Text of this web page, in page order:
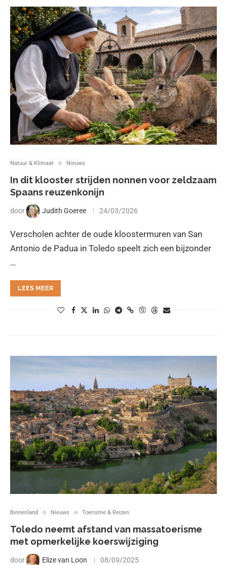
Natuur & Klimaat Nieuws
In dit klooster strijden nonnen voor zeldzaam
Spaans reuzenkonijn
door Judith Goeree 24/03/2026
Verscholen achter de oude kloostermuren van San
Antonio de Padua in Toledo speelt zich een bijzonder
…
LEES MEER
Binnenland Nieuws Toerisme & Reizen
Toledo neemt afstand van massatoerisme
met opmerkelijke koerswijziging
door Elize van Loon 08/09/2025